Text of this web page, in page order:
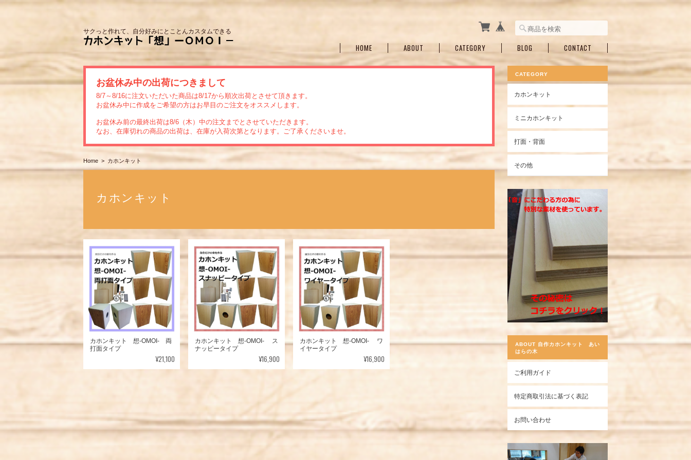
サクっと作れて、自分好みにとことんカスタムできる
HOME ABOUT CATEGORY BLOG CONTACT
お盆休み中の出荷につきまして
8/7～8/16に注文いただいた商品は8/17から順次出荷とさせて頂きます。
お盆休み中に作成をご希望の方はお早目のご注文をオススメします。
お盆休み前の最終出荷は8/6（木）中の注文までとさせていただきます。
なお、在庫切れの商品の出荷は、在庫が入荷次第となります。ご了承くださいませ。
Home カホンキット
カホンキット
カホンキット 想-OMOI- 両
打面タイプ
¥21,100
カホンキット 想-OMOI- ス
ナッピータイプ
¥16,900
カホンキット 想-OMOI- ワ
イヤータイプ
¥16,900
CATEGORY
カホンキット
ミニカホンキット
打面・背面
その他
ABOUT 自作カホンキット あい
はらの木
ご利用ガイド
特定商取引法に基づく表記
お問い合わせ